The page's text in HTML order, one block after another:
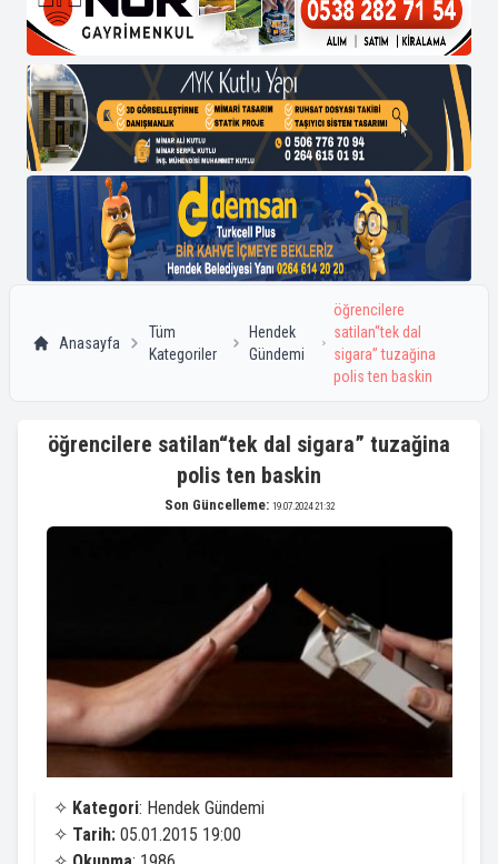
Anasayfa
Tüm
Kategoriler
Hendek
Gündemi
öğrencilere
satilan“tek dal
sigara” tuzağina
polis ten baskin
öğrencilere satilan“tek dal sigara” tuzağina
polis ten baskin
Son Güncelleme: 19.07.2024 21:32
✧ Kategori: Hendek Gündemi
✧ Tarih: 05.01.2015 19:00